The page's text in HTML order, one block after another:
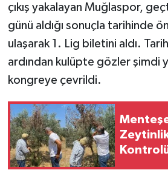
çıkış yakalayan Muğlaspor,
günü aldığı sonuçla tarihinde
ulaşarak 1. Lig biletini aldı.
ardından kulüpte gözler şimdi
kongreye çevrildi.